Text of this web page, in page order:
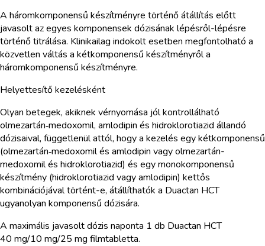
A háromkomponensű készítményre történő átállítás előtt
javasolt az egyes komponensek dózisának lépésről-lépésre
történő titrálása. Klinikailag indokolt esetben megfontolható a
közvetlen váltás a kétkomponensű készítményről a
háromkomponensű készítményre.
Helyettesítő kezelésként
Olyan betegek, akiknek vérnyomása jól kontrollálható
olmezartán‑medoxomil, amlodipin és hidroklorotiazid állandó
dózisaival, függetlenül attól, hogy a kezelés egy kétkomponensű
(olmezartán‑medoxomil és amlodipin vagy olmezartán-
medoxomil és hidroklorotiazid) és egy monokomponensű
készítmény (hidroklorotiazid vagy amlodipin) kettős
kombinációjával történt-e, átállíthatók a Duactan HCT
ugyanolyan komponensű dózisára.
A maximális javasolt dózis naponta 1 db Duactan HCT
40 mg/10 mg/25 mg filmtabletta.